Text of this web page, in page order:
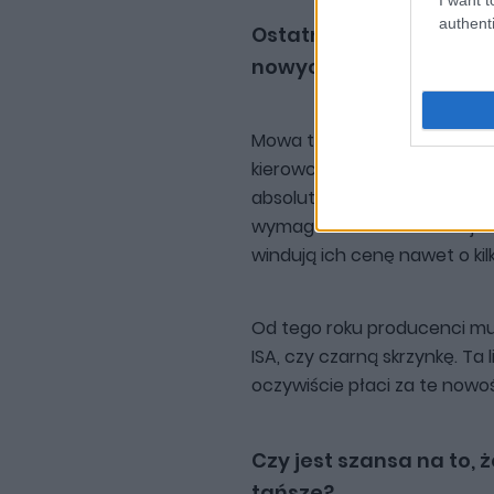
Ostatnią rzeczą jest
nowych samochodach
Mowa tutaj przede
kierowcę. Część systemów,
absolutnie niezbędna.
wymagane w także w
windują ich cenę nawet o
Od tego roku producenci
ISA, czy czarną skrzynkę.
oczywiście płaci za te
Czy jest szansa na to,